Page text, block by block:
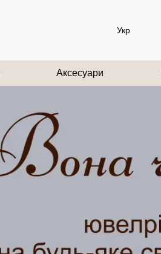
Укр
Аксесуари